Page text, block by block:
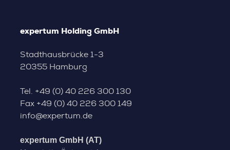
expertum Holding GmbH
Stadthausbrücke 1-3
20355 Hamburg
Tel. +49 (0) 40 226 300 130
Fax +49 (0) 40 226 300 149
info@expertum.de
expertum GmbH (AT)